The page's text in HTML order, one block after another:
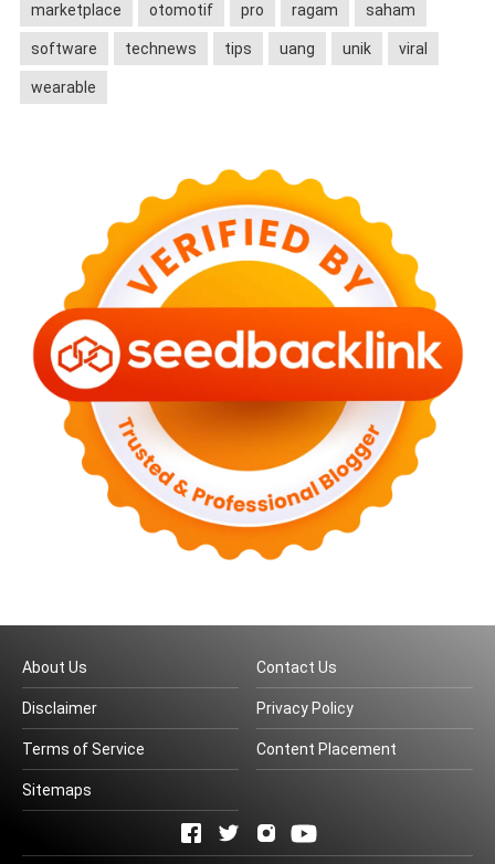
marketplace otomotif pro ragam saham
software technews tips uang unik viral
wearable
About Us Contact Us
Disclaimer Privacy Policy
Terms of Service Content Placement
Sitemaps